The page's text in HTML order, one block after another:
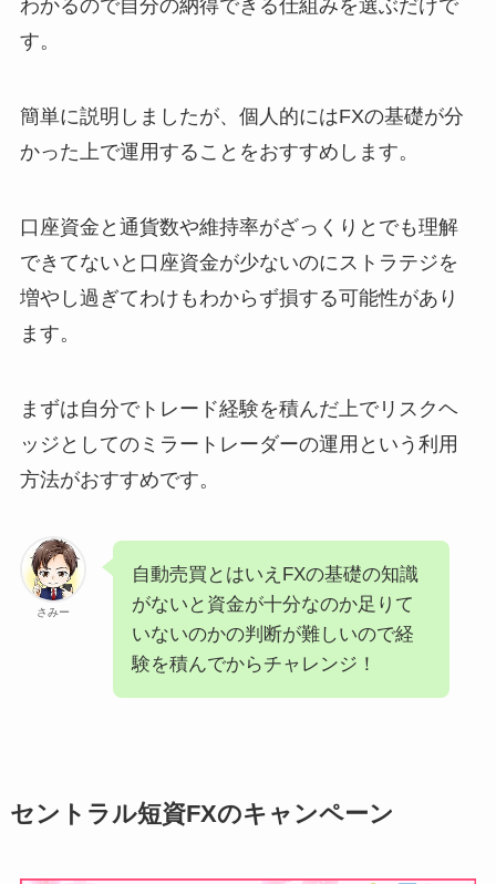
わかるので自分の納得できる仕組みを選ぶだけで
す。
簡単に説明しましたが、個人的にはFXの基礎が分
かった上で運用することをおすすめします。
口座資金と通貨数や維持率がざっくりとでも理解
できてないと口座資金が少ないのにストラテジを
増やし過ぎてわけもわからず損する可能性があり
ます。
まずは自分でトレード経験を積んだ上でリスクヘ
ッジとしてのミラートレーダーの運用という利用
方法がおすすめです。
さみー
自動売買とはいえFXの基礎の知識
がないと資金が十分なのか足りて
いないのかの判断が難しいので経
験を積んでからチャレンジ！
セントラル短資FXのキャンペーン